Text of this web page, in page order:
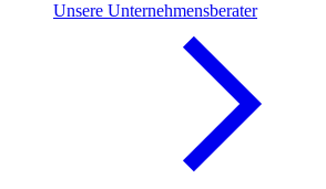
Unsere Unternehmensberater